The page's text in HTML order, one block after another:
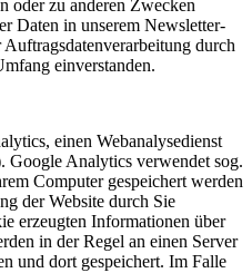
oder zu anderen Zwecken
Daten in unserem Newsletter-
durch
einverstanden.
einen Webanalysedienst
Google Analytics verwendet sog.
Computer gespeichert werden
der Website durch Sie
erzeugten Informationen über
in der Regel an einen Server
und dort gespeichert. Im Falle